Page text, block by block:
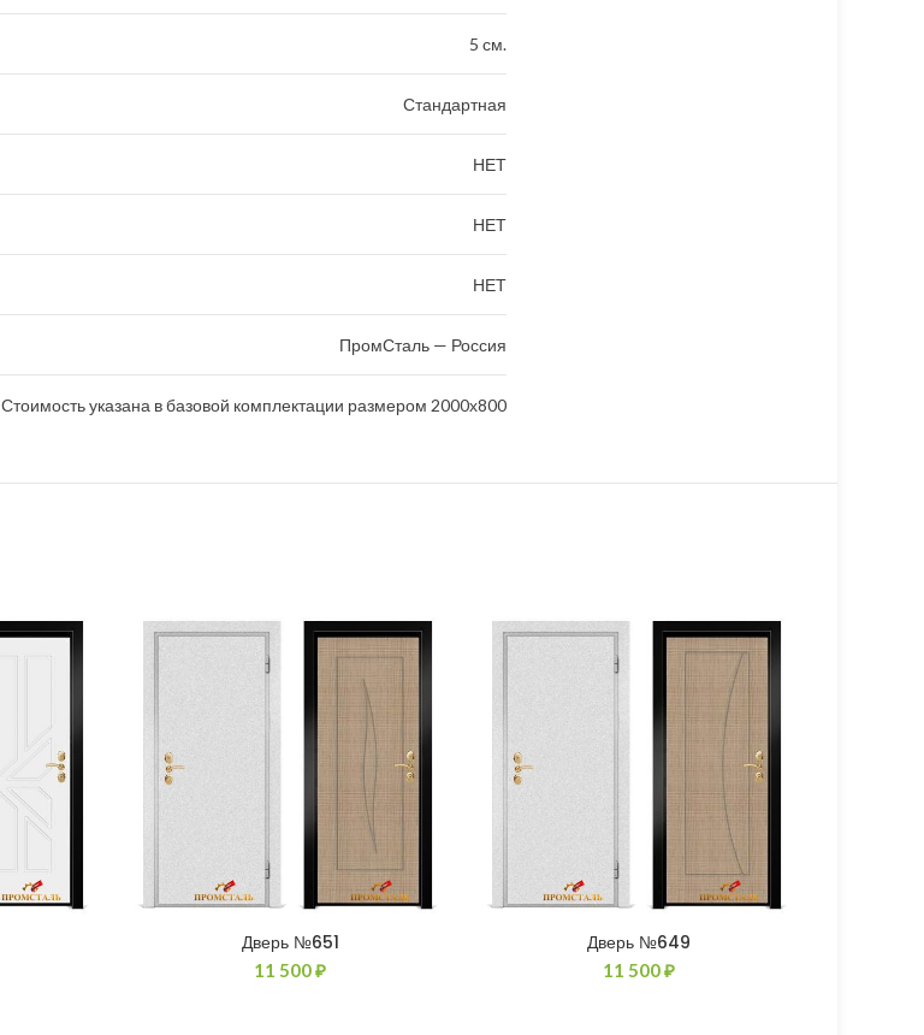
5 см.
Стандартная
НЕТ
НЕТ
НЕТ
ПромСталь — Россия
Стоимость указана в базовой комплектации размером 2000х800
Дверь №651
11 500₽
Дверь №649
11 500₽